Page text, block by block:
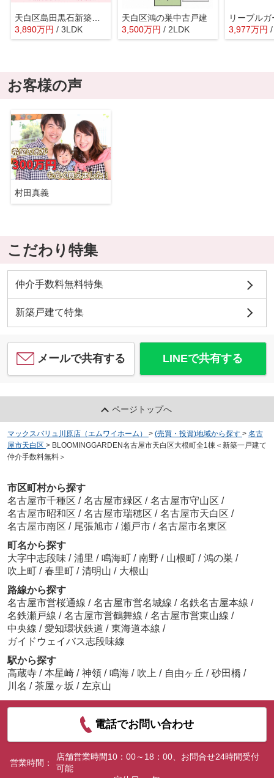
天白区島田黒石新築戸建
3,890万円 / 3LDK
天白区鴻の巣中古戸建
3,500万円 / 2LDK 3,977万円
お客様の声
村田真義
こだわり特集
仲介手数料無料特集
新築戸建て特集
メールで共有する LINEで共有する
ページトップへ
マックスバリュ川原店（エムワイホーム） > (売買・投資)地域から探す > 名古
屋市天白区 > BLOOMINGGARDEN名古屋市天白区大根町全1棟＜新築一戸建て
仲介手数料無料＞
市区町村から探す
名古屋市千種区 / 名古屋市緑区 / 名古屋市守山区 /
名古屋市昭和区 / 名古屋市瑞穂区 / 名古屋市天白区 /
名古屋市南区 / 尾張旭市 / 瀬戸市 / 名古屋市名東区
町名から探す
大字中志段味 / 浦里 / 鳴海町 / 南野 / 山根町 / 鴻の巣 /
吹上町 / 春里町 / 清明山 / 大根山
路線から探す
名古屋市営桜通線 / 名古屋市営名城線 / 名鉄名古屋本線 /
名鉄瀬戸線 / 名古屋市営鶴舞線 / 名古屋市営東山線 /
中央線 / 愛知環状鉄道 / 東海道本線 /
ガイドウェイバス志段味線
駅から探す
高蔵寺 / 本星崎 / 神領 / 鳴海 / 吹上 / 自由ヶ丘 / 砂田橋 /
川名 / 茶屋ヶ坂 / 左京山
電話でお問い合わせ
営業時間：
店舗営業時間10：00～18：00、お問合せ24時間受付
可能